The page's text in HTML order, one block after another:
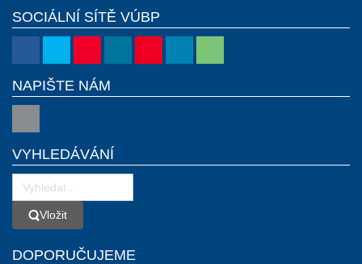
SOCIÁLNÍ SÍTĚ VÚBP
NAPIŠTE NÁM
VYHLEDÁVÁNÍ
VložitVložit
DOPORUČUJEME